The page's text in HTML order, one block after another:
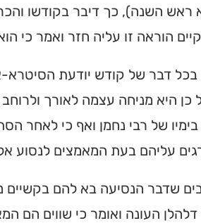
ראש השנה), כך דיבר בקודשו
הוראה זו עליה חזר ואמר כי
בכל דבר של קודש יודעת הסיטרא-
היא מניחה עצמה לאורך
של רבי נחמן ואף כי לאחר
עליהם בעת המאמצים לנסוע
שדבר הנסיעה בא להם בקשיים
דלהלן העונה ואומר כי שווים הם